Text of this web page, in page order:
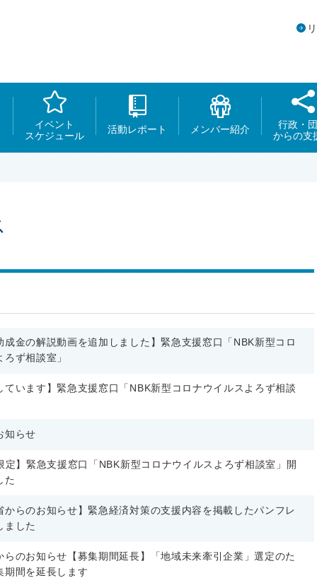
イベント
スケジュール
活動レポート メンバー紹介
行政・
からの支
成金の解説動画を追加しました】緊急支援窓口「NBK新型コロ
ず相談室」
ています】緊急支援窓口「NBK新型コロナウイルスよろず相談
知らせ
定】緊急支援窓口「NBK新型コロナウイルスよろず相談室」開
た
からのお知らせ】緊急経済対策の支援内容を掲載したパンフレ
ました
らのお知らせ【募集期間延長】「地域未来牽引企業」選定のた
期間を延長します